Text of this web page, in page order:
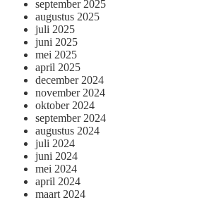
september 2025
augustus 2025
juli 2025
juni 2025
mei 2025
april 2025
december 2024
november 2024
oktober 2024
september 2024
augustus 2024
juli 2024
juni 2024
mei 2024
april 2024
maart 2024